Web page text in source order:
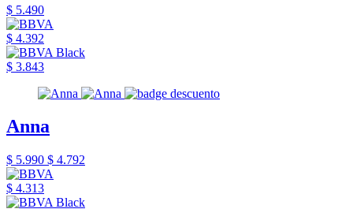
$ 5.490
$ 4.392
$ 3.843
Anna
$ 5.990 $ 4.792
$ 4.313